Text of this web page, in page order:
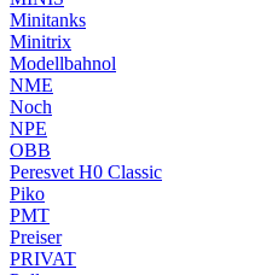
Minitanks
Minitrix
Modellbahnol
NME
Noch
NPE
OBB
Peresvet H0 Classic
Piko
PMT
Preiser
PRIVAT